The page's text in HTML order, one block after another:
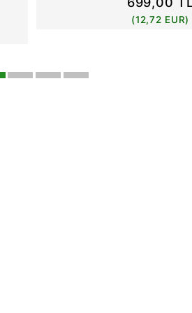
(12,72 EUR)